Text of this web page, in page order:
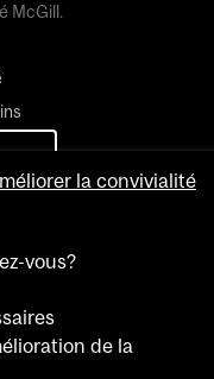
McGill.
la convivialité
vous?
de la